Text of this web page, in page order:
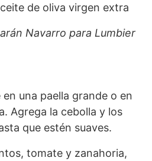
de oliva virgen extra
Navarro para Lumbier
una paella grande o en
Agrega la cebolla y los
que estén suaves.
tomate y zanahoria,